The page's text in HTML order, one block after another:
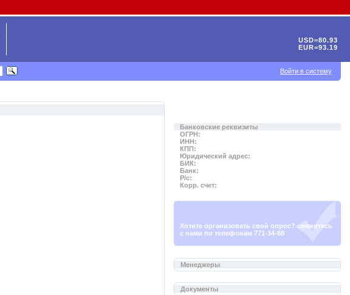
Банковские реквизиты
ОГРН:
ИНН:
КПП:
Юридический адрес:
БИК:
Банк:
Р/с:
Корр. счет:
Хотите организовать свой опрос? свяжитесь
с нами по телефонам 771-34-88
Менеджеры
Документы
USD=80.93
EUR=93.19
Войти в систему